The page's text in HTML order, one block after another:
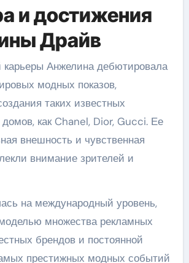
и достижения
Драйв
карьеры Анжелина дебютировала
модных показов,
таких известных
как Chanel, Dior, Gucci. Ее
внешность и чувственная
внимание зрителей и
на международный уровень,
множества рекламных
брендов и постоянной
престижных модных событий